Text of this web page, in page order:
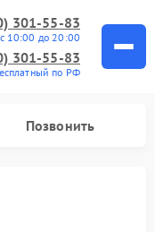
301-55-83
10:00 до 20:00
301-55-83
по РФ
Позвонить